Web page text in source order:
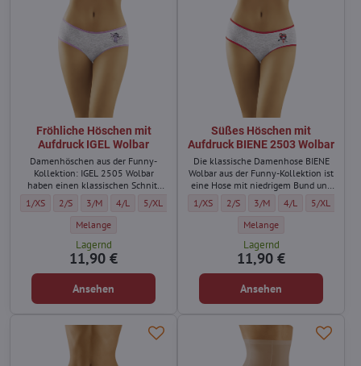
Fröhliche Höschen mit
Aufdruck IGEL Wolbar
Damenhöschen aus der Funny-
Kollektion: IGEL 2505 Wolbar
haben einen klassischen Schnitt
und sind äußerst bequem.
Fröhliche Höschen mit Aufdruck IGEL Wolbar - Größe:
1/XS Fröhliche Höschen mit Aufdruck IGEL Wolbar - Größe:
2/S Fröhliche Höschen mit Aufdruck IGEL Wolbar - Größe:
3/M Fröhliche Höschen mit Aufdruck IGEL Wolbar - Größe:
4/L Fröhliche Höschen mit Aufdruck IGEL Wolbar - Größe:
5/XL
Fröhliche Höschen mit Aufdruck IGEL Wolbar - Farbe:
Melange
Lagernd
11,90 €
Ansehen
Süßes Höschen mit
Aufdruck BIENE 2503 Wolbar
Die klassische Damenhose BIENE
Wolbar aus der Funny-Kollektion ist
eine Hose mit niedrigem Bund und
etwas breiteren Hüften.
Süßes Höschen mit Aufdruck BIENE
1/XS Süßes Höschen mit Aufdruck
2/S Süßes Höschen mit
3/M Süßes Höschen
4/L Süßes
5/XL
Süßes Höschen mit
Melange
Lagernd
11,90 €
Ansehen